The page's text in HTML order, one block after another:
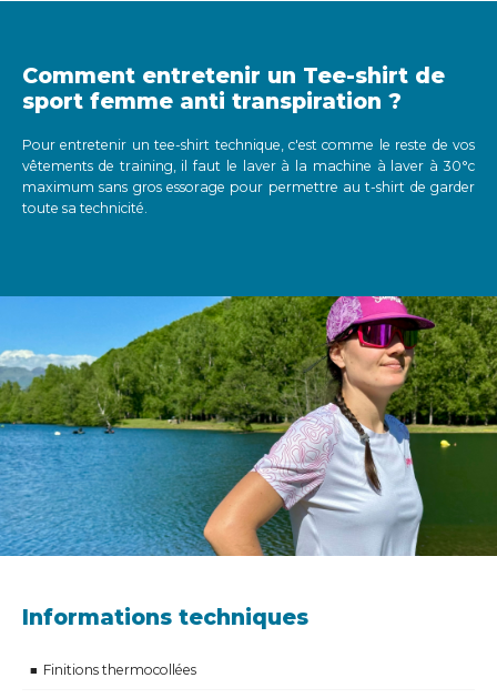
Comment entretenir un Tee-shirt de
sport femme anti transpiration ?
Pour entretenir un tee-shirt technique, c'est comme le reste de vos
vêtements de training, il faut le laver à la machine à laver à 30°c
maximum sans gros essorage pour permettre au t-shirt de garder
toute sa technicité.
Informations techniques
Finitions thermocollées